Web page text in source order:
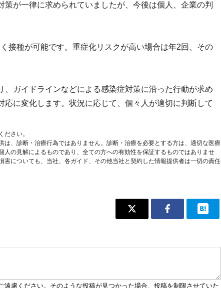
が一律に求められていましたが、今後は個人、企業の判
接種が可能です。重症化リスクが高い場合は年2回、その
ガイドラインなどによる感染症対策に沿った行動が求め
応に変化します。状況に応じて、個々人が適切に判断して
さい。
、診断・治療行為ではありません。診断・治療を必要とする方は、適切な医療
の見解によるものであり、全ての方への有効性を保証するものではありませ
についても、当社、各ガイド、その他当社と契約した情報提供者は一切の責任